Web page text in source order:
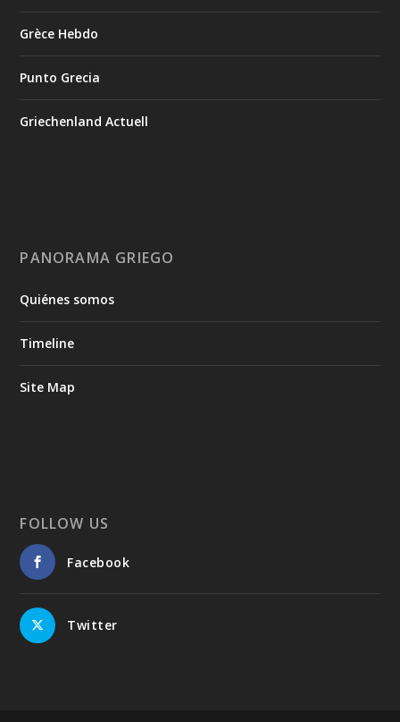
Grèce Hebdo
Punto Grecia
Griechenland Actuell
PANORAMA GRIEGO
Quiénes somos
Timeline
Site Map
FOLLOW US
Facebook
Twitter